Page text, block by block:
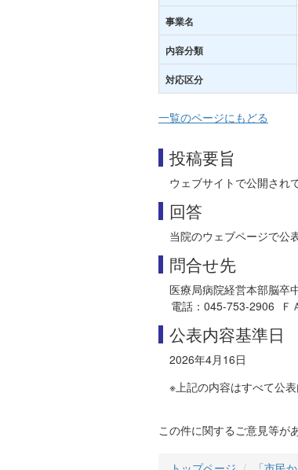
事業名
内容分類
対応区分
一覧のページにもどる
投稿要旨
ウェブサイトで公開され
回答
当院のウェブページで公
問合せ先
医療局病院経営本部脳卒
電話：045-753-2906 Ｆ
公表内容基準日
2026年4月16日
※上記の内容はすべて公
この件に関するご意見等が